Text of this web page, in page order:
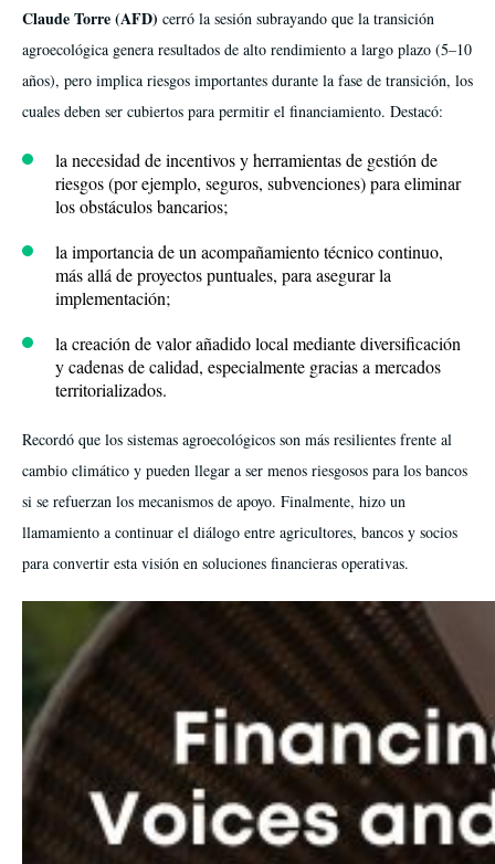
Claude Torre (AFD) cerró la sesión subrayando que la transición
agroecológica genera resultados de alto rendimiento a largo plazo (5–10
años), pero implica riesgos importantes durante la fase de transición, los
cuales deben ser cubiertos para permitir el financiamiento. Destacó:
la necesidad de incentivos y herramientas de gestión de
riesgos (por ejemplo, seguros, subvenciones) para eliminar
los obstáculos bancarios;
la importancia de un acompañamiento técnico continuo,
más allá de proyectos puntuales, para asegurar la
implementación;
la creación de valor añadido local mediante diversificación
y cadenas de calidad, especialmente gracias a mercados
territorializados.
Recordó que los sistemas agroecológicos son más resilientes frente al
cambio climático y pueden llegar a ser menos riesgosos para los bancos
si se refuerzan los mecanismos de apoyo. Finalmente, hizo un
llamamiento a continuar el diálogo entre agricultores, bancos y socios
para convertir esta visión en soluciones financieras operativas.